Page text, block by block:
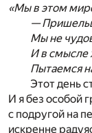
«Мы в этом
—
Мы не
И в смысле
Пытаемся
Этот день
И я без особой
с подругой на
искренне